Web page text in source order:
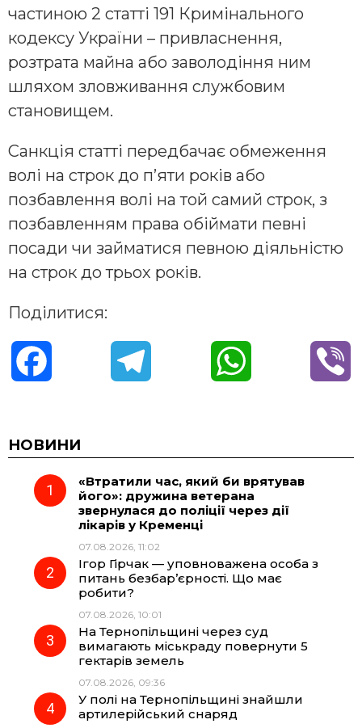
частиною 2 статті 191 Кримінального
кодексу України – привласнення,
розтрата майна або заволодіння ним
шляхом зловживання службовим
становищем.
Санкція статті передбачає обмеження
волі на строк до п’яти років або
позбавлення волі на той самий строк, з
позбавленням права обіймати певні
посади чи займатися певною діяльністю
на строк до трьох років.
Поділитися:
c
e
o
k
e
g
r
m
t
A
p
НОВИНИ
«Втратили час, який би врятував
його»: дружина ветерана
звернулася до поліції через дії
лікарів у Кременці
07.08.2026, 11:02
Ігор Гірчак — уповноважена особа з
питань безбар’єрності. Що має
робити?
07.08.2026, 10:01
На Тернопільщині через суд
вимагають міськраду повернути 5
гектарів земель
07.08.2026, 09:36
У полі на Тернопільщині знайшли
артилерійський снаряд